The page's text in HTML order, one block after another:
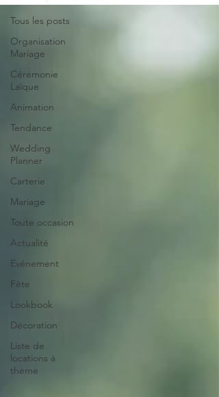
Tous les posts
Organisation
Mariage
Cérémonie
Laïque
Animation
Tendance
Wedding
Planner
Carterie
Mariage
Toute occasion
Actualité
Evénement
Fête
Lookbook
Décoration
Liste de
locations à
thème